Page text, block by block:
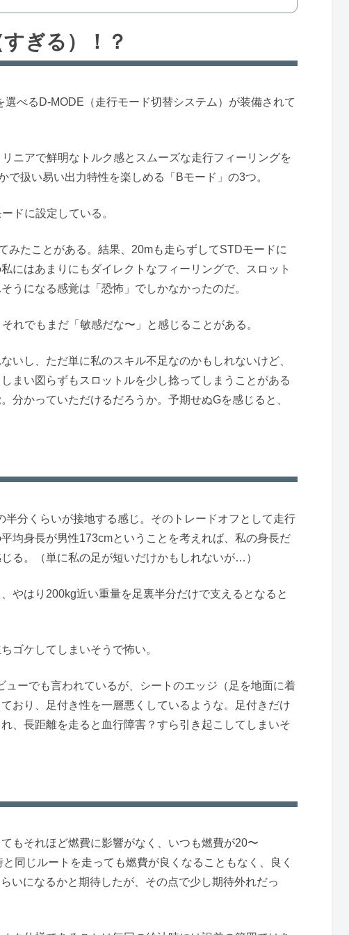
ぎる）！？
べるD-MODE（走行モード切替システム）が装備されて
ニアで鮮明なトルク感とスムーズな走行フィーリングを
扱い易い出力特性を楽しめる「Bモード」の3つ。
ドに設定している。
みたことがある。結果、20mも走らずしてSTDモードに
にはあまりにもダイレクトなフィーリングで、スロット
うになる感覚は「恐怖」でしかなかったのだ。
れでもまだ「敏感だな〜」と感じることがある。
いし、ただ単に私のスキル不足なのかもしれないけど、
まい図らずもスロットルを少し捻ってしまうことがある
分かっていただけるだろうか。予期せぬGを感じると、
分くらいが接地する感じ。そのトレードオフとして走行
均身長が男性173cmということを考えれば、私の身長だ
る。（単に私の足が短いだけかもしれないが…）
やはり200kg近い重量を足裏半分だけで支えるとなると
ゴケしてしまいそうで怖い。
ューでも言われているが、シートのエッジ（足を地面に着
おり、足付き性を一層悪くしているような。足付きだけ
、長距離を走ると血行障害？すら引き起こしてしまいそ
もそれほど燃費に影響がなく、いつも燃費が20〜
同じルートを走っても燃費が良くなることもなく、良く
いになるかと期待したが、その点で少し期待外れだっ